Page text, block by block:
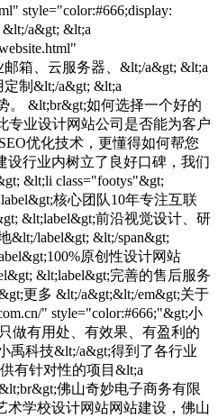
style="color:#666;display:
a&gt; &lt;a
箱、云服务器、&lt;/a&gt; &lt;a
定制&lt;/a&gt; &lt;a
。 &lt;br&gt;如何选择一个好的
专业设计网站公司是否能为客户
优化技术，更懂得如何帮您
设行业内树立了良好口碑，我们
&lt;/a&gt; &lt;a href="https://www.78788.com.cn/zhuhaiseo.html" title="珠海网站建设" target="_blank"&gt;珠海网站建设&lt;/a&gt; &lt;a href="https://www.78788.com.cn/hengshuiseo.html" title="衡水网站建设" target="_blank"&gt;衡水网站建设&lt;/a&gt; &lt;a href="https://www.78788.com.cn/shangqiuseo.html" title="商丘网站建设" target="_blank"&gt;商丘网站建设&lt;/a&gt; &lt;a href="https://www.78788.com.cn/taianseo.html" title="泰安网站建设" target="_blank"&gt;泰安网站建设&lt;/a&gt; &lt;a href="https://www.78788.com.cn/shaoxingseo.html" title="绍兴网站建设" target="_blank"&gt;绍兴网站建设&lt;/a&gt; &lt;a href="https://www.78788.com.cn/anyangseo.html" title="安阳网站建设" target="_blank"&gt;安阳网站建设&lt;/a&gt; &lt;a href="https://www.78788.com.cn/baodingseo.html" title="保定网站建设" target="_blank"&gt;保定网站建设&lt;/a&gt; &lt;a href="https://www.78788.com.cn/quanzhouseo.html" title="泉州网站建设" target="_blank"&gt;泉州网站建设&lt;/a&gt; &lt;a href="https://www.78788.com.cn/hefeiseo.html" title="合肥网站建设" target="_blank"&gt;合肥网站建设&lt;/a&gt; &lt;a href="https://www.78788.com.cn/liaochengseo.html" title="聊城网站建设" target="_blank"&gt;聊城网站建设&lt;/a&gt; &lt;a href="https://www.78788.com.cn/zhumadianseo.html" title="驻马店网站建设" target="_blank"&gt;驻马店网站建设&lt;/a&gt; &lt;a href="https://www.78788.com.cn/langfangseo.html" title="廊坊网站建设" target="_blank"&gt;廊坊网站建设&lt;/a&gt; &lt;a href="https://www.78788.com.cn/qinhuangdaoseo.html" title="秦皇岛网站建设" target="_blank"&gt;秦皇岛网站建设&lt;/a&gt; &lt;a href="https://www.78788.com.cn/suizhouseo.html" title="随州网站建设" target="_blank"&gt;随州网站建设&lt;/a&gt; &lt;a href="https://www.78788.com.cn/wuxiseo.html" title="无锡网站建设" target="_blank"&gt;无锡网站建设&lt;/a&gt; &lt;a href="https://www.78788.com.cn/haerbinseo.html" title="哈尔滨网站建设" target="_blank"&gt;哈尔滨网站建设&lt;/a&gt; &lt;a href="https://www.78788.com.cn/baotouseo.html" title="包头网站建设" target="_blank"&gt;包头网站建设&lt;/a&gt; &lt;!--&lt;a href="https://www.78788.com.cn/deyangseo.html" title="德阳网站建设" target="_blank"&gt;德阳网站建设&lt;/a&gt;--&gt; &lt;a href="https://www.78788.com.cn/jinzhongseo.html" title="晋中网站建设" target="_blank"&gt;晋中网站建设&lt;/a&gt; &lt;a href="https://www.78788.com.cn/bangbuseo.html" title="蚌埠网站建设" target="_blank"&gt;蚌埠网站建设&lt;/a&gt; &lt;a href="https://www.78788.com.cn/longyanseo.html" title="龙岩网站建设" target="_blank"&gt;龙岩网站建设&lt;/a&gt; &lt;a href="https://www.78788.com.cn/putianseo.html" title="莆田网站建设" target="_blank"&gt;莆田网站建设&lt;/a&gt; &lt;a href="https://www.78788.com.cn/huaihuaseo.html" title="怀化网站建设" target="_blank"&gt;怀化网站建设&lt;/a&gt; &lt;a href="https://www.78788.com.cn/baojiseo.html" title="宝鸡网站建设" target="_blank"&gt;宝鸡网站建设&lt;/a&gt; &lt;a href="https://www.78788.com.cn/rizhaoseo.html" title="日照网站建设" target="_blank"&gt;日照网站建设&lt;/a&gt; &lt;a href="https://www.78788.com.cn/zhangjiakouseo.html" title="张家口网站建设" target="_blank"&gt;张家口网站建设&lt;/a&gt; &lt;a href="https://www.78788.com.cn/zhongshanseo.html" title="中山网站建设" target="_blank"&gt;中山网站建设&lt;/a&gt; &lt;a href="https://www.78788.com.cn/xingtaiseo.html" title="邢台网站建设" target="_blank"&gt;邢台网站建设&lt;/a&gt; &lt;a href="https://www.78788.com.cn/huainanseo.html" title="淮南网站建设" target="_blank"&gt;淮南网站建设&lt;/a&gt; &lt;a href="https://www.78788.com.cn/xianyangseo.html" title="咸阳网站建设" target="_blank"&gt;咸阳网站建设&lt;/a&gt; &lt;a href="https://www.78788.com.cn/guanganseo.html" title="广安网站建设" target="_blank"&gt;广安网站建设&lt;/a&gt; &lt;a href="https://www.78788.com.cn/changdeseo.html" title="常德网站建设" target="_blank"&gt;常德网站建设&lt;/a&gt; &lt;a href="https://www.78788.com.cn/zhenjiangseo.html" title="镇江网站建设" target="_blank"&gt;镇江网站建设&lt;/a&gt; &lt;a href="https://www.78788.com.cn/tangshanseo.html" title="唐山网站建设" target="_blank"&gt;唐山网站建设&lt;/a&gt; &lt;a href="https://www.78788.com.cn/shenyangseo.html" title="沈阳网站建设" target="_blank"&gt;沈阳网站建设&lt;/a&gt; &lt;a href="https://www.78788.com.cn/nantongseo.html" title="南通网站建设" target="_blank"&gt;南通网站建设&lt;/a&gt; &lt;a href="https://www.78788.com.cn/luoyangseo.html" title="洛阳网站建设" target="_blank"&gt;洛阳网站建设&lt;/a&gt; &lt;a href="https://www.78788.com.cn/zhangjiajieseo.html" title="张家界网站建设" target="_blank"&gt;张家界网站建设&lt;/a&gt; &lt;a href="https://www.78788.com.cn/dongyingseo.html" title="东营网站建设" target="_blank"&gt;东营网站建设&lt;/a&gt; &lt;a